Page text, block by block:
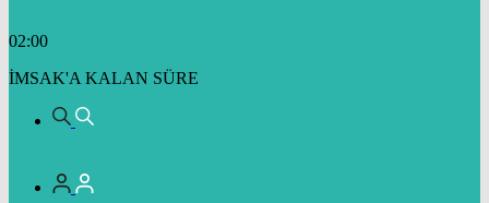
02:00
İMSAK'A KALAN SÜRE